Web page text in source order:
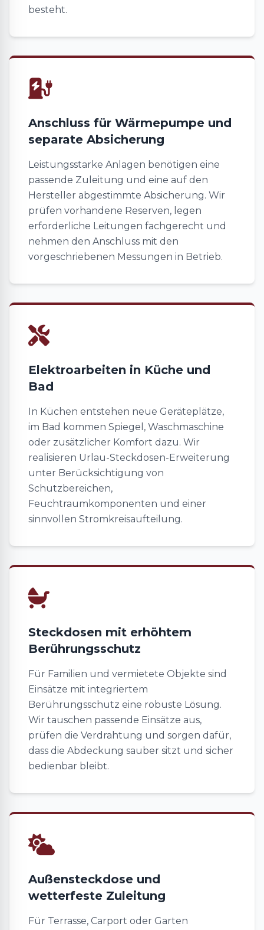
besteht.
Anschluss für Wärmepumpe und
separate Absicherung
Leistungsstarke Anlagen benötigen eine
passende Zuleitung und eine auf den
Hersteller abgestimmte Absicherung. Wir
prüfen vorhandene Reserven, legen
erforderliche Leitungen fachgerecht und
nehmen den Anschluss mit den
vorgeschriebenen Messungen in Betrieb.
Elektroarbeiten in Küche und
Bad
In Küchen entstehen neue Geräteplätze,
im Bad kommen Spiegel, Waschmaschine
oder zusätzlicher Komfort dazu. Wir
realisieren Urlau-Steckdosen-Erweiterung
unter Berücksichtigung von
Schutzbereichen,
Feuchtraumkomponenten und einer
sinnvollen Stromkreisaufteilung.
Steckdosen mit erhöhtem
Berührungsschutz
Für Familien und vermietete Objekte sind
Einsätze mit integriertem
Berührungsschutz eine robuste Lösung.
Wir tauschen passende Einsätze aus,
prüfen die Verdrahtung und sorgen dafür,
dass die Abdeckung sauber sitzt und sicher
bedienbar bleibt.
Außensteckdose und
wetterfeste Zuleitung
Für Terrasse, Carport oder Garten